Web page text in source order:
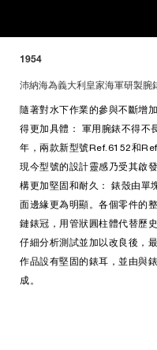
1954
沛納海為義大利皇家海軍研製腕
隨著對水下作業的參與不斷增
得更加具體： 軍用腕錶不得不
年，兩款新型號Ref.6152和
現今型號的設計靈感乃受其啟
構更加堅固和耐久： 錶殼由單
面邊緣更為明顯。各個零件的
鏈錶冠，用管狀圓柱體代替歷
仔細分析測試並加以改良後，
作品設有堅固的錶耳，並由與
成。